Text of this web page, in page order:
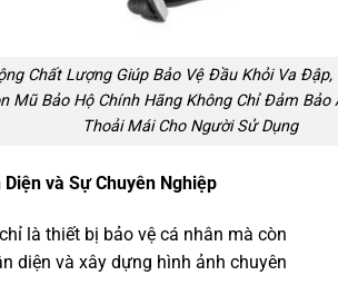
Chất Lượng Giúp Bảo Vệ Đầu Khỏi Va Đập,
Mũ Bảo Hộ Chính Hãng Không Chỉ Đảm Bảo
Thoải Mái Cho Người Sử Dụng
và Sự Chuyên Nghiệp
là thiết bị bảo vệ cá nhân mà còn
diện và xây dựng hình ảnh chuyên